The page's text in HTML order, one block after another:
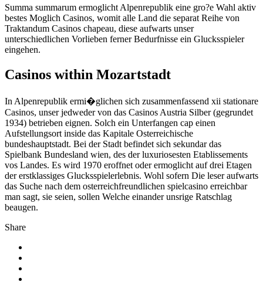
Summa summarum ermoglicht Alpenrepublik eine gro?e Wahl aktiv
bestes Moglich Casinos, womit alle Land die separat Reihe von
Traktandum Casinos chapeau, diese aufwarts unser
unterschiedlichen Vorlieben ferner Bedurfnisse ein Glucksspieler
eingehen.
Casinos within Mozartstadt
In Alpenrepublik ermi�glichen sich zusammenfassend xii stationare
Casinos, unser jedweder von das Casinos Austria Silber (gegrundet
1934) betrieben eignen. Solch ein Unterfangen cap einen
Aufstellungsort inside das Kapitale Osterreichische
bundeshauptstadt. Bei der Stadt befindet sich sekundar das
Spielbank Bundesland wien, des der luxuriosesten Etablissements
vos Landes. Es wird 1970 eroffnet oder ermoglicht auf drei Etagen
der erstklassiges Glucksspielerlebnis. Wohl sofern Die leser aufwarts
das Suche nach dem osterreichfreundlichen spielcasino erreichbar
man sagt, sie seien, sollen Welche einander unsrige Ratschlag
beaugen.
Share